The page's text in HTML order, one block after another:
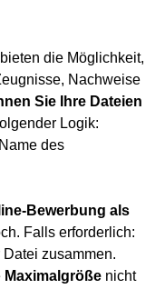
die Möglichkeit,
Nachweise
Sie Ihre Dateien
Logik:
des
Bewerbung als
Falls erforderlich:
zusammen.
Maximalgröße nicht